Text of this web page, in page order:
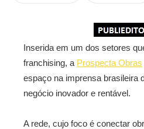
Inserida em um dos setores
franchising, a Prospecta Obras
espaço na imprensa brasileira
negócio inovador e rentável.
A rede, cujo foco é conectar